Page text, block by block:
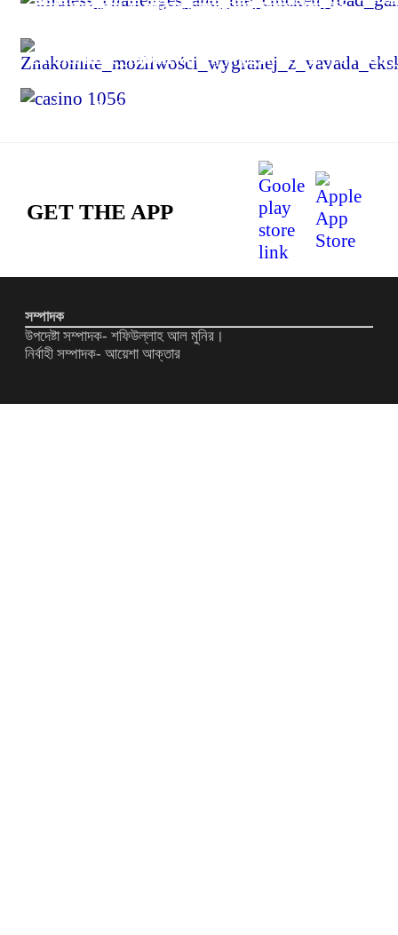
খামেনি হত্যাকাণ্ডে পাকিস্তানজুড়ে সহিংসতায় নিহত ২৩
casino 1056
GET THE APP
সম্পাদক
উপদেষ্টা সম্পাদক- শফিউল্লাহ আল মুনির।
নির্বাহী সম্পাদক- আয়েশা আক্তার